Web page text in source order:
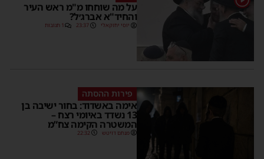
על מה שוחחו מ"מ ראש העיר
והחיד"א אברג׳ל?
יוסי יחזקאלי 23:37 1 תגובות
פירות ההסתה
אימה באשדוד: בחור ישיבה בן
13 נשדד באיומי רצח –
המשטרה הקימה צח”מ
מנחם דויטש 22:32